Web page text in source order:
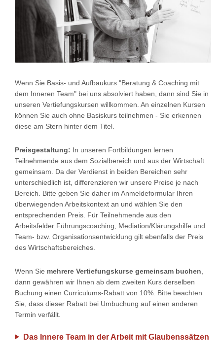
Wenn Sie Basis- und Aufbaukurs "Beratung & Coaching mit
dem Inneren Team" bei uns absolviert haben, dann sind Sie in
unseren Vertiefungskursen willkommen. An einzelnen Kursen
können Sie auch ohne Basiskurs teilnehmen - Sie erkennen
diese am Stern hinter dem Titel.
Preisgestaltung: In unseren Fortbildungen lernen
Teilnehmende aus dem Sozialbereich und aus der Wirtschaft
gemeinsam. Da der Verdienst in beiden Bereichen sehr
unterschiedlich ist, differenzieren wir unsere Preise je nach
Bereich. Bitte geben Sie daher im Anmeldeformular Ihren
überwiegenden Arbeitskontext an und wählen Sie den
entsprechenden Preis. Für Teilnehmende aus den
Arbeitsfelder Führungscoaching, Mediation/Klärungshilfe und
Team- bzw. Organisationsentwicklung gilt ebenfalls der Preis
des Wirtschaftsbereiches.
Wenn Sie mehrere Vertiefungskurse gemeinsam buchen
dann gewähren wir Ihnen ab dem zweiten Kurs derselben
Buchung einen Curriculums-Rabatt von 10%. Bitte beachten
Sie, dass dieser Rabatt bei Umbuchung auf einen anderen
Termin verfällt.
Das Innere Team in der Arbeit mit Glaubenssätzen